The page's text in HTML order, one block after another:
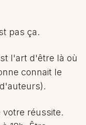
pas ça.
l'art d'être là où
connait le
réussite.